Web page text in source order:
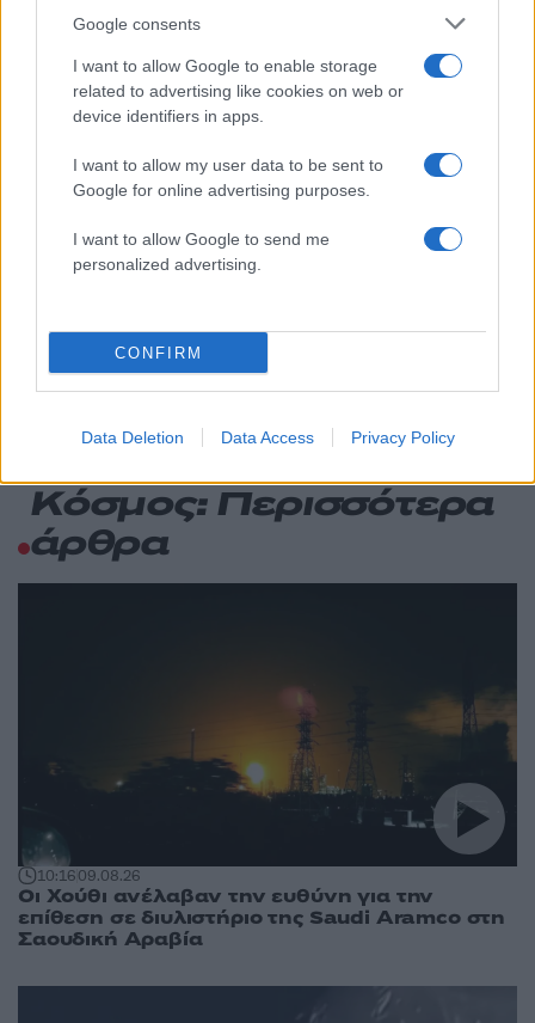
Google consents
I want to allow Google to enable storage
related to advertising like cookies on web or
device identifiers in apps.
I want to allow my user data to be sent to
Google for online advertising purposes.
I want to allow Google to send me
personalized advertising.
CONFIRM
Data Deletion Data Access Privacy Policy
Απίστευτο κι όμως αληθινό -
αγγειοχειρουργού του νοσοκομείου
Χανίων επειδή κλάπηκε το μηχανάκι του
γιατρού
υποψήφιος βουλευτής του κόμματος –
Από τα διοικητικά της ΑΕΚ στην πολιτική
σκηνή
Σούπερ μάρκετ: Νέες μειώσεις τιμών –
916 προϊόντα στην εθνική πρωτοβουλία,
71 Στην Κρήτη ο Κυριάκος Μητσοτάκης,
συνεχίζει τις ολιγοήμερες διακοπές του –
Πού βρέθηκε το Σάββατο
Κόσμος: Περισσότερα
άρθρα
10:1609.08.26
Οι Χούθι ανέλαβαν την ευθύνη για την
επίθεση σε διυλιστήριο της Saudi Aramco στη
Σαουδική Αραβία